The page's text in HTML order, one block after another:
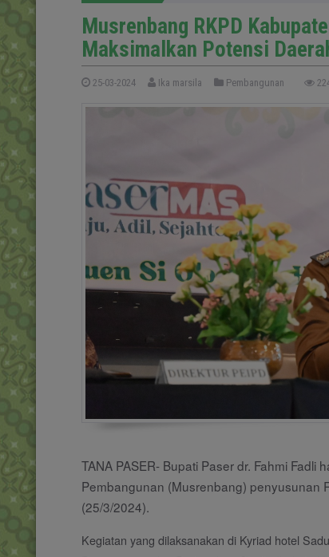
Musrenbang RKPD
Maksimalkan Potensi
25-03-2024 Ika marsila Pembangunan
TANA PASER- Bupati Paser dr. Fahmi
Pembangunan (Musrenbang) penyusunan
(25/3/2024).
Kegiatan yang dilaksanakan di Kyriad hotel